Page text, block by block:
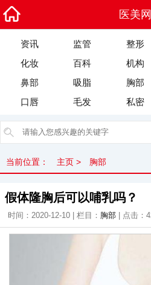
医美网
资讯 监管 整形
化妆
百科 机构
鼻部
吸脂 胸部
口唇
毛发 私密
当前位置： 主页 > 胸部
假体隆胸后可以哺乳吗？
时间：2020-12-10 | 栏目： 胸部 | 点击：